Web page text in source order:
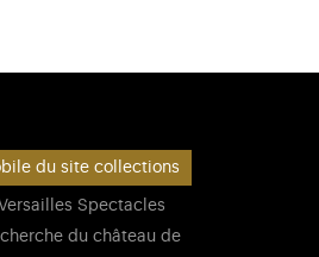
du site collections
Spectacles
du château de